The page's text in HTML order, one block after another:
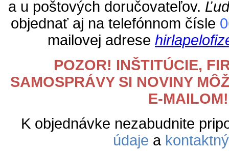
a u poštových doručovateľov.
objednať aj na telefónnom čísle
mailovej adrese
POZOR! INŠTITÚCIE,
SAMOSPRÁVY SI NOVINY
E-MAILOM!
K objednávke nezabudnite
údaje a